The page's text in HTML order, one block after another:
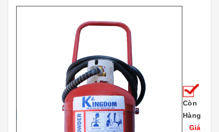
Còn
Hàng
Giá